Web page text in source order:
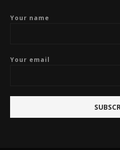
Your name
Your email